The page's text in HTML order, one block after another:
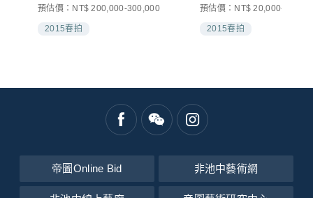
預估價：NT$ 200,000-300,000
2015春拍
預估價：NT$ 20,000-50,000
2015春拍
帝圖Online Bid 非池中藝術網